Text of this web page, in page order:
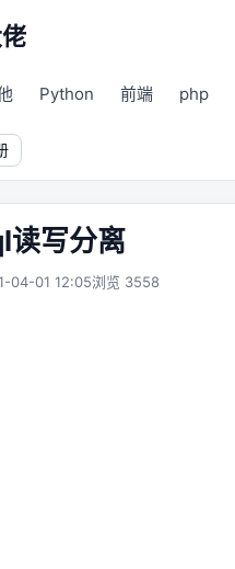
Python 前端 php
写分离
04-01 12:05浏览 3558